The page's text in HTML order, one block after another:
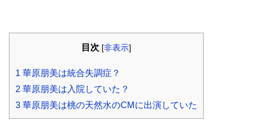
目次 [非表示]
1 華原朋美は統合失調症？
2 華原朋美は入院していた？
3 華原朋美は桃の天然水のCMに出演していた